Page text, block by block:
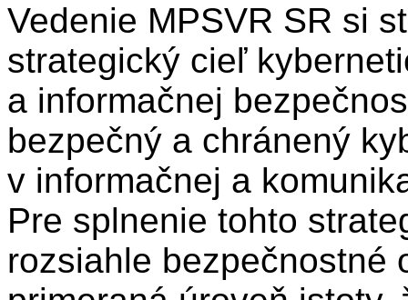
Vedenie MPSVR SR si
strategický cieľ
a informačnej
bezpečný a chránený
v informačnej a
Pre splnenie tohto
rozsiahle bezpečnostné